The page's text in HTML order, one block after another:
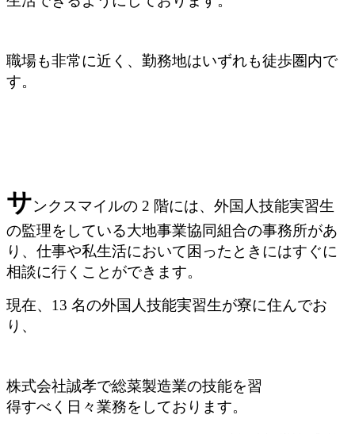
職場も非常に近く、勤務地はいずれも徒歩圏内で
す。
サンクスマイルの 2 階には、外国人技能実習生
の監理をしている大地事業協同組合の事務所があ
り、仕事や私生活において困ったときにはすぐに
相談に行くことができます。
現在、13 名の外国人技能実習生が寮に住んでお
り、
株式会社誠孝で総菜製造業の技能を習
得すべく日々業務をしております。